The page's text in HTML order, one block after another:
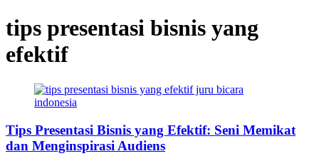
tips presentasi bisnis yang
efektif
Tips Presentasi Bisnis yang Efektif: Seni Memikat
dan Menginspirasi Audiens